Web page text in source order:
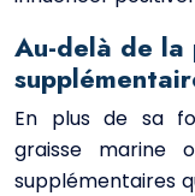
Au-delà de
En plus de sa
graisse marine
supplémentaires